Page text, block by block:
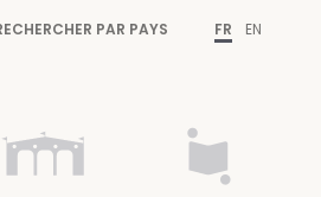
PAR PAYS FR EN